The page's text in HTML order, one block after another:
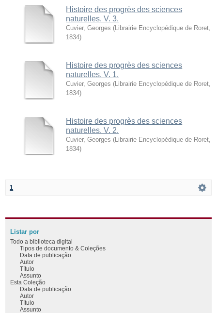
Histoire des progrès des sciences
naturelles. V. 3.
Cuvier, Georges ( Librairie Encyclopédique de Roret
1834)
Histoire des progrès des sciences
naturelles. V. 1.
Cuvier, Georges ( Librairie Encyclopédique de Roret
1834)
Histoire des progrès des sciences
naturelles. V. 2.
Cuvier, Georges ( Librairie Encyclopédique de Roret
1834)
1
Listar por
Todo a biblioteca digital
Tipos de documento & Coleções
Data de publicação
Autor
Título
Assunto
Esta Coleção
Data de publicação
Autor
Título
Assunto